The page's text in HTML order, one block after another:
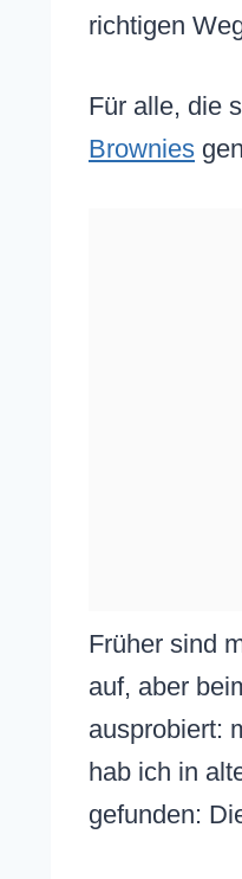
richtigen
Für alle, die
Brownies
Früher sind
auf, aber
ausprobiert:
hab ich in
gefunden: